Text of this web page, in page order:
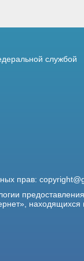
службой
прав:
находящихся